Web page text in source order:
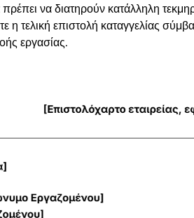
να διατηρούν κατάλληλη
η τελική επιστολή καταγγελίας
εργασίας.